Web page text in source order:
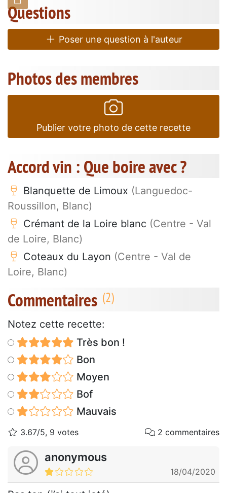
Questions
Poser une question à l'auteur
Photos des membres
Publier votre photo de cette recette
Accord vin : Que boire avec ?
Blanquette de Limoux (Languedoc-
Roussillon, Blanc)
Crémant de la Loire blanc (Centre - Val
de Loire, Blanc)
Coteaux du Layon (Centre - Val de
Loire, Blanc)
Commentaires
Notez cette recette:
Très bon !
Bon
Moyen
Bof
Mauvais
3.67/5, 9 votes 2 commentaires
anonymous
18/04/2020